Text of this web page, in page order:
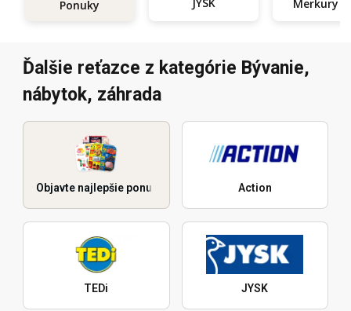
Ponuky
Ďalšie reťazce z kategórie Bývanie,
nábytok, záhrada
Objavte najlepšie ponuky Action
TEDi JYSK